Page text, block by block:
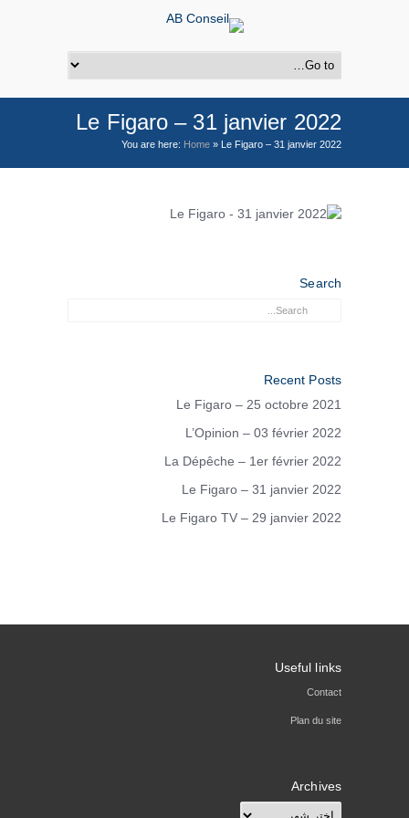
Le Figaro – 31 janvier 2022
You are here: Home » Le Figaro – 31 janvier 2022
Search
Recent Posts
Le Figaro – 25 octobre 2021
L’Opinion – 03 février 2022
La Dépêche – 1er février 2022
Le Figaro – 31 janvier 2022
Le Figaro TV – 29 janvier 2022
Useful links
Contact
Plan du site
Archives
Archives